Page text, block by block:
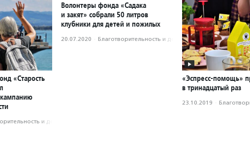
«Старость
и доброволь­чест­во
Волонтеры фонда «Садака
и закят» собрали 50 литров
клубники для детей и пожилых
20.07.2020 · Благотвори­тель­ность и доброволь­чест­во
«Эспресс-помощь»
в тринадцатый раз
23.10.2019 ·